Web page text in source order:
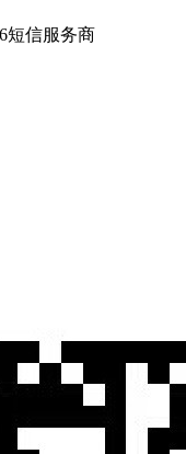
短信服务商